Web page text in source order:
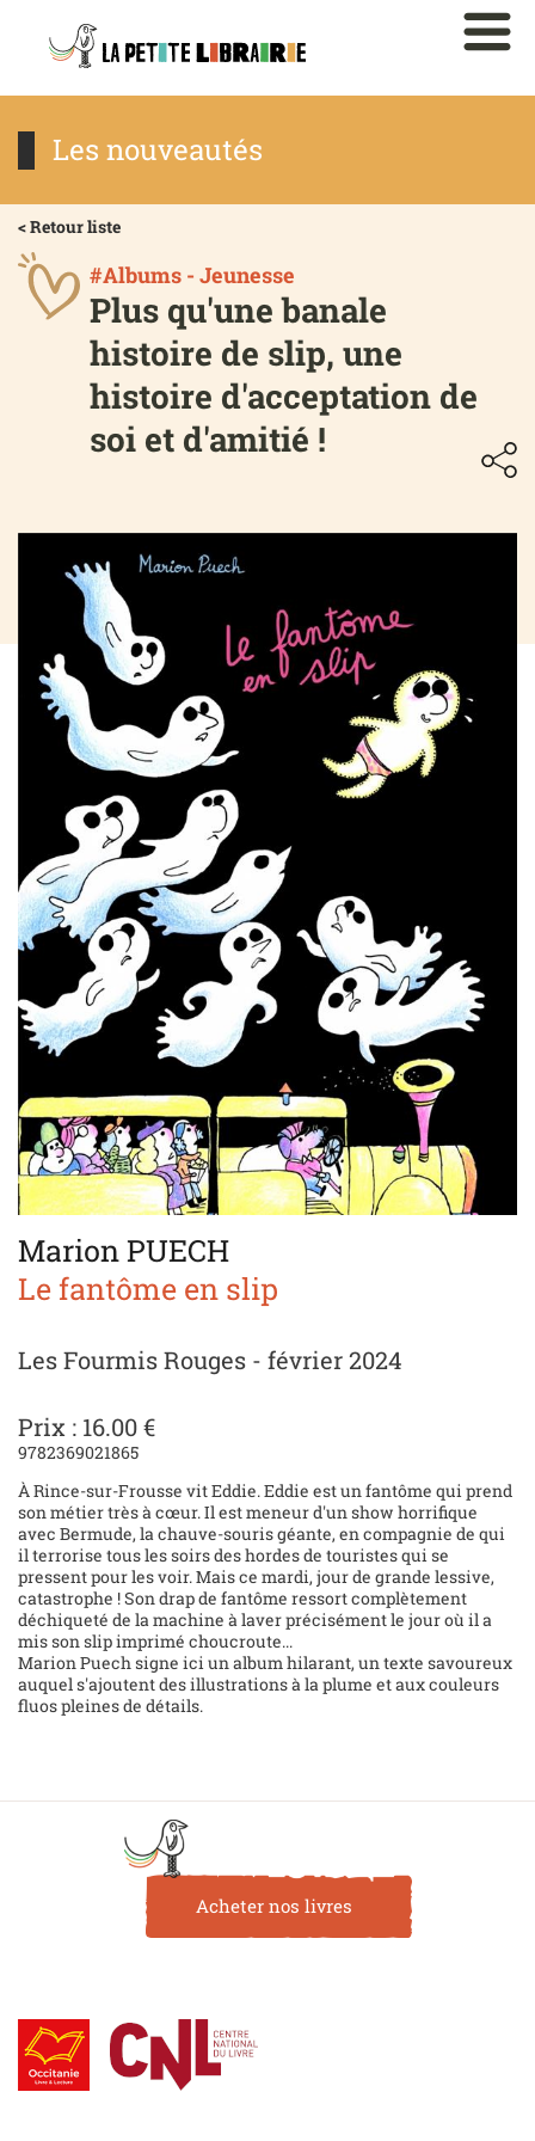
Les nouveautés
< Retour liste
#Albums - Jeunesse
Plus qu'une banale
histoire de slip, une
histoire d'acceptation de
soi et d'amitié !
Marion PUECH
Le fantôme en slip
Les Fourmis Rouges - février 2024
Prix : 16.00 €
9782369021865
À Rince-sur-Frousse vit Eddie. Eddie est un fantôme qui prend
son métier très à cœur. Il est meneur d'un show horrifique
avec Bermude, la chauve-souris géante, en compagnie de qui
il terrorise tous les soirs des hordes de touristes qui se
pressent pour les voir. Mais ce mardi, jour de grande lessive,
catastrophe ! Son drap de fantôme ressort complètement
déchiqueté de la machine à laver précisément le jour où il a
mis son slip imprimé choucroute...
Marion Puech signe ici un album hilarant, un texte savoureux
auquel s'ajoutent des illustrations à la plume et aux couleurs
fluos pleines de détails.
Acheter nos livres